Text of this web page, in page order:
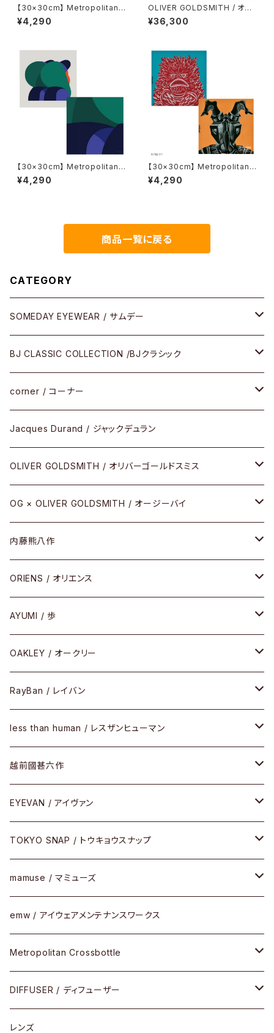
【30×30cm】 Metropolitan
Crossbottle メトロポリタンク
ロスボトル MCB349 / 意外と
¥4,290
OLIVER GOLDSMITH / オリ
バーゴールドスミス Oliver Ob
an 46 七宝付き オーバン
¥36,300
【30×30cm】 Metropolitan
Crossbottle メトロポリタンク
ロスボトル MCB-30-63 / 2 K
¥4,290
【30×30cm】 Metropolitan
Crossbottle メトロポリタンク
ロスボトル MCB-30-65 ピグ
¥4,290
商品一覧に戻る
CATEGORY
SOMEDAY EYEWEAR / サムデー
メガネ
サングラス
アパレル
その他
BJ CLASSIC COLLECTION /BJクラシック
CELLULOID（CRAFTSMAN EDITION）
SHINBARI（CRAFTSMAN EDITION）
URUSHI（CRAFTSMAN EDITION）
REVIVAL EDITION
HEAVY EDITION
COMBI （コンビシリーズ）
PREMIUM（プレミアムシリーズ）
PLASTIC（プラスティックシリーズ）
SIRMONT（サーモントシリーズ）
SUNSHIFT
ケア用品
corner / コーナー
リサーチシリーズ
サブリメイションシリーズ
Jacques Durand / ジャックデュラン
OLIVER GOLDSMITH / オリバーゴールドスミス
メタル
セル
コンビ
OG × OLIVER GOLDSMITH / オージーバイ
メタル
セル
コンビ
内藤熊八作
セル
メタル
コンビ
ORIENS / オリエンス
セルフレーム
メタルフレーム
その他
AYUMI / 歩
セルフレーム
OAKLEY / オークリー
メガネフレーム
サングラス
Frogskins(フロッグスキン )
Latch(ラッチ)
その他
修理
小物
RayBan / レイバン
メガネフレーム
サングラス
その他
less than human / レスザンヒューマン
メガネフレーム
サングラス
その他
越前國甚六作
セルフレーム
メタルフレーム
コンビフレーム
EYEVAN / アイヴァン
メガネ
サングラス
その他
TOKYO SNAP / トウキョウスナップ
セルフレーム
メタルフレーム
コンビネーション
mamuse / マミューズ
セル
メタル
コンビ
emw / アイウェアメンテナンスワークス
Metropolitan Crossbottle
30cm×30cm
18cm×13cm
DIFFUSER / ディフューザー
グラスコード
レンズ